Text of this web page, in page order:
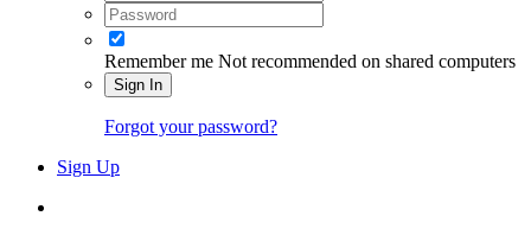
Remember me Not recommended on shared computers
Sign In
Forgot your password?
Sign Up